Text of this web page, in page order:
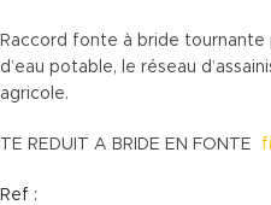
Raccord fonte à bride tournante
d’eau potable, le réseau
agricole.
TE REDUIT A BRIDE EN FONTE
Ref :